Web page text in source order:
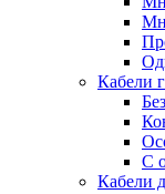
Кабели
С
Кабели